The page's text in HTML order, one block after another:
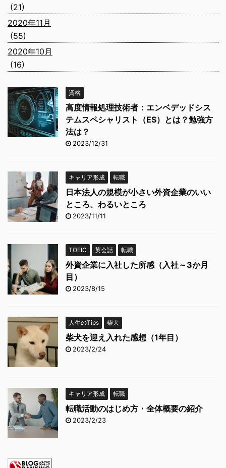
(21)
2020年11月
(55)
2020年10月
(16)
資格
高度情報処理技術者：エンベデッドシス
テムスペシャリスト（ES）とは？勉強方
法は？
2023/12/31
キャリア形成 転職
日本法人の規模が小さい外資企業のいい
ところ、わるいところ
2023/11/11
TOEIC 英会話 転職
外資企業に入社した所感（入社～3か月
目）
2023/8/15
人生のTips 柴犬
柴犬を迎え入れた感想（1年目）
2023/2/24
キャリア形成 転職
転職活動のはじめ方・全体概要の紹介
2023/2/23